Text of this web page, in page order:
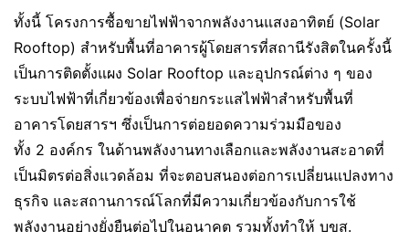
ทั้งนี้ โครงการซื้อขายไฟฟ้าจากพลังงานแสงอาทิตย์ (Solar
Rooftop) สำหรับพื้นที่อาคารผู้โดยสารที่สถานีรังสิตในครั้งนี้
เป็นการติดตั้งแผง Solar Rooftop และอุปกรณ์ต่าง ๆ ของ
ระบบไฟฟ้าที่เกี่ยวข้องเพื่อจ่ายกระแสไฟฟ้าสำหรับพื้นที่
อาคารโดยสารฯ ซึ่งเป็นการต่อยอดความร่วมมือของ
ทั้ง 2 องค์กร ในด้านพลังงานทางเลือกและพลังงานสะอาดที่
เป็นมิตรต่อสิ่งแวดล้อม ที่จะตอบสนองต่อการเปลี่ยนแปลงทาง
ธุรกิจ และสถานการณ์โลกที่มีความเกี่ยวข้องกับการใช้
พลังงานอย่างยั่งยืนต่อไปในอนาคต รวมทั้งทำให้ บขส.